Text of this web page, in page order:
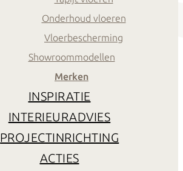
Onderhoud vloeren
Vloerbescherming
Showroommodellen
Merken
INSPIRATIE
INTERIEURADVIES
PROJECTINRICHTING
ACTIES